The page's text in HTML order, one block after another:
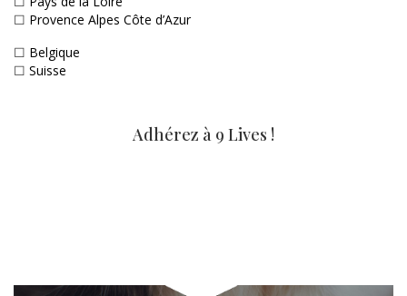
☐ Provence Alpes Côte d’Azur
☐ Belgique
☐ Suisse
Adhérez à 9 Lives !